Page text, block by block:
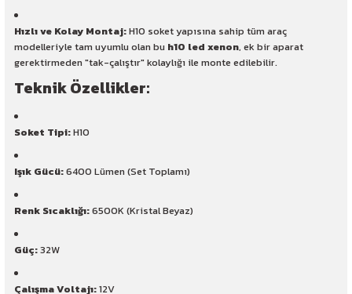
Hızlı ve Kolay Montaj:H10 soket yapısına sahip tüm araç
modelleriyle tam uyumlu olan bu h10 led xenon, ek bir aparat
gerektirmeden "tak-çalıştır" kolaylığı ile monte edilebilir.
Teknik Özellikler:
Soket Tipi:H10
Işık Gücü:6400 Lümen (Set Toplamı)
Renk Sıcaklığı:6500K (Kristal Beyaz)
Güç:32W
Çalışma Voltajı:12V